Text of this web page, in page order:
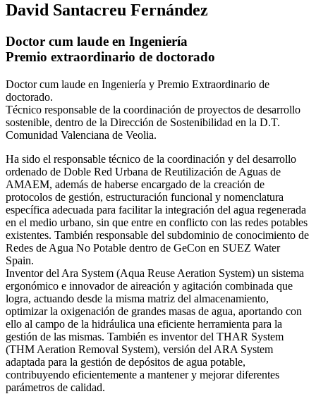
David Santacreu Fernández
Doctor cum laude en Ingeniería
Premio extraordinario de doctorado
Doctor cum laude en Ingeniería y Premio Extraordinario de
doctorado.
Técnico responsable de la coordinación de proyectos de desarrollo
sostenible, dentro de la Dirección de Sostenibilidad en la D.T.
Comunidad Valenciana de Veolia.
Ha sido el responsable técnico de la coordinación y del desarrollo
ordenado de Doble Red Urbana de Reutilización de Aguas de
AMAEM, además de haberse encargado de la creación de
protocolos de gestión, estructuración funcional y nomenclatura
específica adecuada para facilitar la integración del agua regenerada
en el medio urbano, sin que entre en conflicto con las redes potables
existentes. También responsable del subdominio de conocimiento de
Redes de Agua No Potable dentro de GeCon en SUEZ Water
Spain.
Inventor del Ara System (Aqua Reuse Aeration System) un sistema
ergonómico e innovador de aireación y agitación combinada que
logra, actuando desde la misma matriz del almacenamiento,
optimizar la oxigenación de grandes masas de agua, aportando con
ello al campo de la hidráulica una eficiente herramienta para la
gestión de las mismas. También es inventor del THAR System
(THM Aeration Removal System), versión del ARA System
adaptada para la gestión de depósitos de agua potable,
contribuyendo eficientemente a mantener y mejorar diferentes
parámetros de calidad.